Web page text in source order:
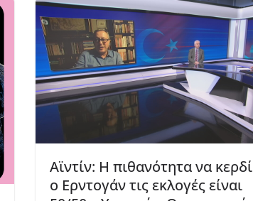
Αϊντίν: Η πιθανότητα να
ο Ερντογάν τις εκλογές είναι